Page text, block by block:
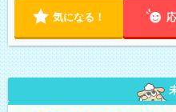
気になる！